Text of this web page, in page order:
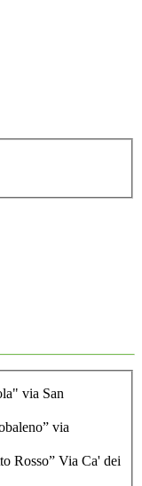
via San
via
Rosso” Via Ca' dei